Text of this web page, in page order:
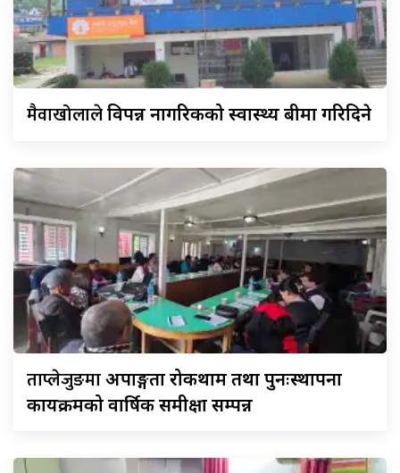
मैवाखोलालेविपन्न नागरिकको स्वास्थ्य बीमा गरिदिने
ताप्लेजुङमाअपाङ्गता रोकथाम तथा पुनःस्थापना
कार्यक्रमको वार्षिक समीक्षा सम्पन्न